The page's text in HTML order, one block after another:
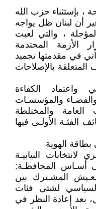
، بإستثناء حزب الله
أن لبنان ظل يواجه
، والتي لعبت
الأزمة المحتدمة
في مقدمتها تجميد
المتعلقة بالإصلاحات
واعتماد الكفاءة
والمؤسسـات
العامة والمختلطة
الفئـة الأولـى فیها
الهویة
لانتخابات النیابیـة
أسـاس المحافظـة:
المشـترك بین
السیاسي لشتى فئات
بعد إعادة النظر في